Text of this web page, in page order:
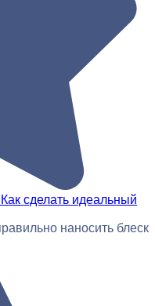
сделать идеальный
наносить блеск